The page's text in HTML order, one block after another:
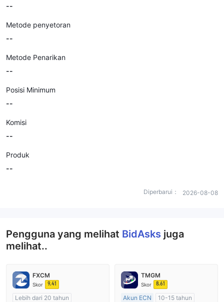
--
Metode penyetoran
--
Metode Penarikan
--
Posisi Minimum
--
Komisi
--
Produk
--
Diperbarui： 2026-08-08
Pengguna yang melihat BidAsks juga
melihat..
FXCM
Skor 9.41
Lebih dari 20 tahun
TMGM
Skor 8.61
Akun ECN
10-15 tahun